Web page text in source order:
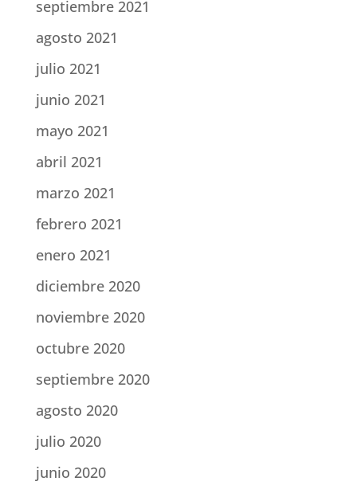
septiembre 2021
agosto 2021
julio 2021
junio 2021
mayo 2021
abril 2021
marzo 2021
febrero 2021
enero 2021
diciembre 2020
noviembre 2020
octubre 2020
septiembre 2020
agosto 2020
julio 2020
junio 2020